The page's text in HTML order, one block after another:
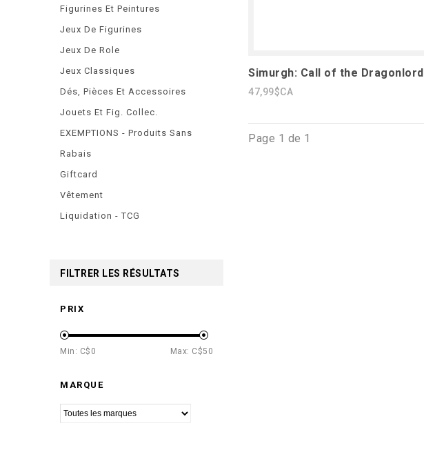
Simurgh: Call of the Dragonlord
47,99$CA
Page 1 de 1
Figurines Et Peintures
Jeux De Figurines
Jeux De Role
Jeux Classiques
Dés, Pièces Et Accessoires
Jouets Et Fig. Collec.
EXEMPTIONS - Produits Sans
Rabais
Giftcard
Vêtement
Liquidation - TCG
FILTRER LES RÉSULTATS
PRIX
Min: C$ 0 Max: C$50
MARQUE